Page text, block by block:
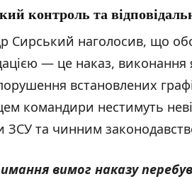
контроль та
Сирський наголосив, що
— це наказ, виконання
встановлених
командири нестимуть
ЗСУ та чинним
вимог наказу